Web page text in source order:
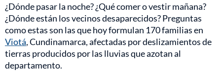
¿Dónde pasar la noche? ¿Qué comer o vestir mañana?
¿Dónde están los vecinos desaparecidos? Preguntas
como estas son las que hoy formulan 170 familias en
Viotá, Cundinamarca, afectadas por deslizamientos de
tierras producidos por las lluvias que azotan al
departamento.